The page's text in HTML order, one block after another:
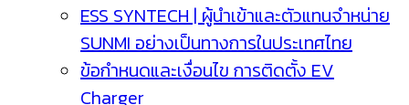
ESS SYNTECH | ผู้นำเข้าและตัวแทนจำหน่าย
SUNMI อย่างเป็นทางการในประเทศไทย
ข้อกำหนดและเงื่อนไข การติดตั้ง EV
Charger